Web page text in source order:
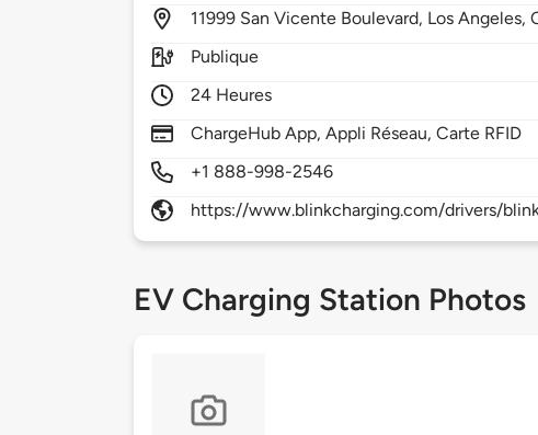
11999 San Vicente Boulevard, Los Angeles,
Publique
24 Heures
ChargeHub App, Appli Réseau, Carte RFID
+1 888-998-2546
https://www.blinkcharging.com/drivers/
EV Charging Station Photos